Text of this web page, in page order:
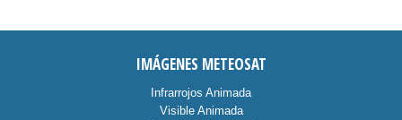
IMÁGENES METEOSAT
Infrarrojos Animada
Visible Animada